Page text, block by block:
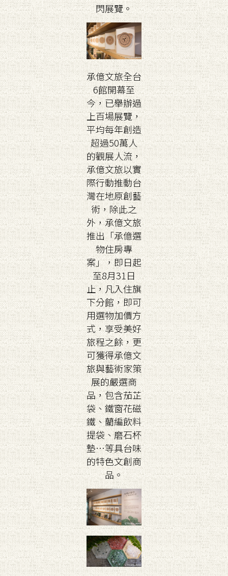
閃展覽。
承億文旅全台
6館開幕至
今，已舉辦過
上百場展覽，
平均每年創造
超過50萬人
的觀展人流，
承億文旅以實
際行動推動台
灣在地原創藝
術，除此之
外，承億文旅
推出「承億選
物住房專
案」，即日起
至8月31日
止，凡入住旗
下分館，即可
用選物加價方
式，享受美好
旅程之餘，更
可獲得承億文
旅與藝術家策
展的嚴選商
品，包含茄芷
袋、鐵窗花磁
鐵、藺編飲料
提袋、磨石杯
墊…等具台味
的特色文創商
品。